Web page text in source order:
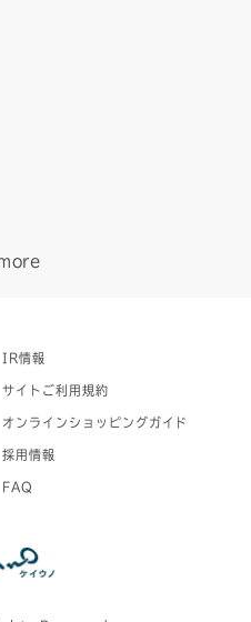
IR情報
サイトご利用規約
オンラインショッピングガイド
採用情報
FAQ